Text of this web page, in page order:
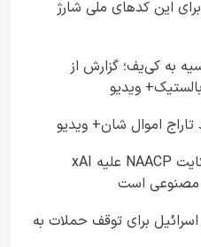
۱۴۰۵ از فردا برای این کدهای ملی شارژ
به کی‌یف؛ گزارش از
اموال شان+ ویدیو
وزارت دادگستری آمریکا: شکایت NAACP علیه xAI
مصنوعی است
برای توقف حملات به